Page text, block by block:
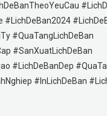
#LichDeBan2024
#QuaTangLichDeBan
#SanXuatLichDeBan
#LichDeBanDep
#InLichDeBan